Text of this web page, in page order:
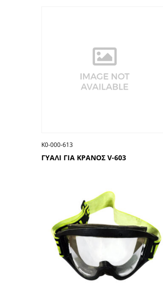
ΓΥΑΛΙ ΓΙΑ ΚΡΑΝΟΣ V-603
Κ0-000-613